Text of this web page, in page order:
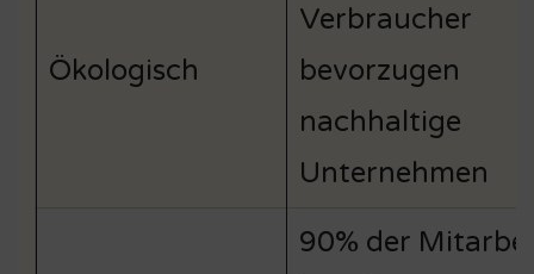
Ökologisch
Verbraucher
bevorzugen
nachhaltige
Unternehmen
90% der